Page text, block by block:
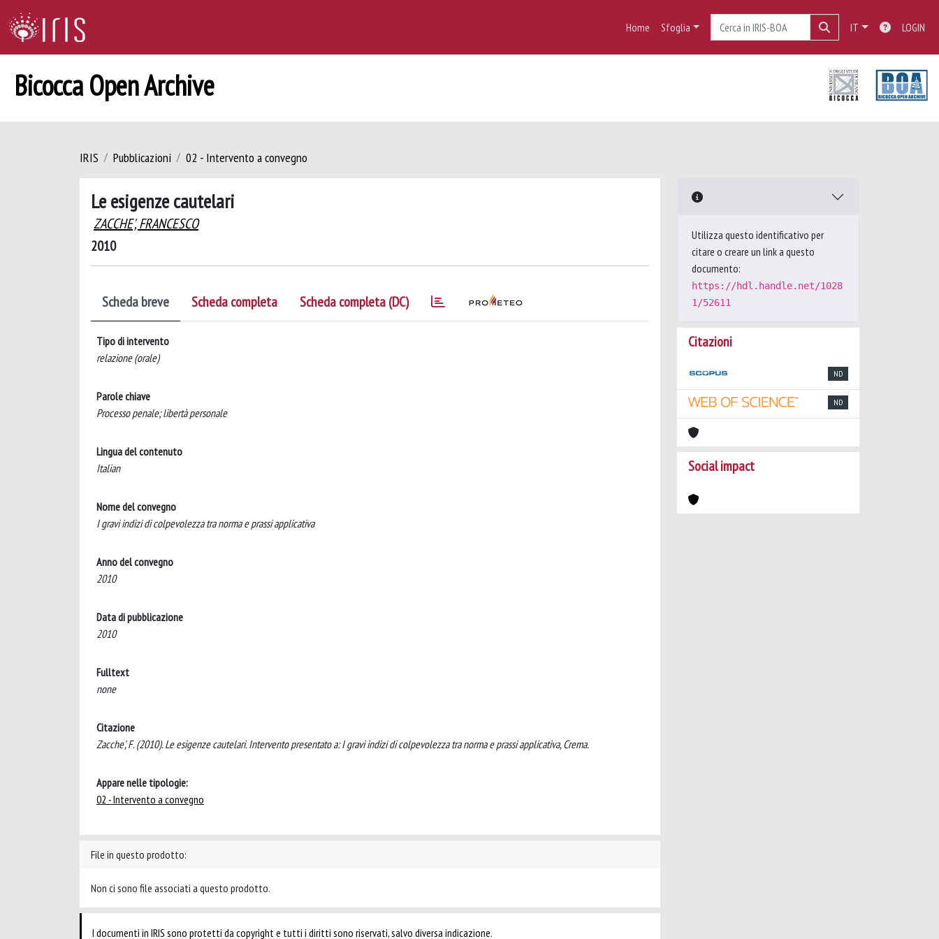
Home Sfoglia IT LOGIN
Bicocca Open Archive
IRIS Pubblicazioni 02 - Intervento a convegno
Le esigenze cautelari
ZACCHE', FRANCESCO
2010
Scheda breve Scheda completa Scheda completa (DC)
Tipo di intervento
relazione (orale)
Parole chiave
Processo penale; libertà personale
Lingua del contenuto
Italian
Nome del convegno
I gravi indizi di colpevolezza tra norma e prassi applicativa
Anno del convegno
2010
Data di pubblicazione
2010
Fulltext
none
Citazione
Zacche', F. (2010). Le esigenze cautelari. Intervento presentato a: I gravi indizi di colpevolezza tra norma e prassi applicativa, Crema.
Appare nelle tipologie:
02 - Intervento a convegno
File in questo prodotto:
Non ci sono file associati a questo prodotto.
I documenti in IRIS sono protetti da copyright e tutti i diritti sono riservati, salvo diversa indicazione.
Utilizza questo identificativo per
citare o creare un link a questo
documento:
https://hdl.handle.net/1028
1/52611
Citazioni
ND
ND
Social impact